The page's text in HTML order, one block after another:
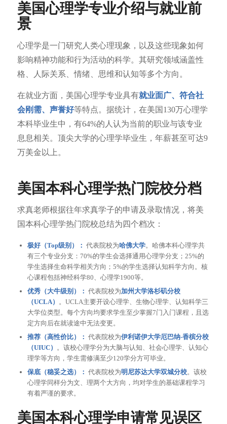
美国心理学专业介绍与就业前
景
心理学是一门研究人类心理现象，以及这些现象如何
影响精神功能和行为活动的科学。其研究领域涵盖性
格、人际关系、情绪、思维和认知等多个方向。
在就业方面，美国心理学专业具有就业面广、符合社
会刚需、声誉好等特点。据统计，在美国130万心理学
本科毕业生中，有64%的人认为当前的职业与该专业
息息相关。顶尖大学的心理学毕业生，年薪甚至可达9
万美金以上。
美国本科心理学热门院校分档
求真老师根据往年求真学子的申请及录取情况，将美
国本科心理学热门院校总结为四个档次：
极好（Top级别）： 代表院校为哈佛大学。哈佛本科心理学共
有三个专业分支：70%的学生会选择通用心理学分支；25%的
学生选择生命科学相关方向；5%的学生选择认知科学方向。核
心课程包括神经科学80、心理学1900等。
优秀（大牛级别）： 代表院校为加州大学洛杉矶分校
（UCLA）
。UCLA主要开设心理学、生物心理学、认知科学三
大学位类型。每个方向均要求学生至少掌握7门入门课程，且选
定方向后在就读途中无法变更。
推荐（高性价比）： 代表院校为伊利诺伊大学厄巴纳-香槟分校
（UIUC）
。该校心理学分为大脑与认知、社会心理学、认知心
理学等方向，学生需修满至少120学分方可毕业。
保底（稳妥之选）： 代表院校为明尼苏达大学双城分校。该校
心理学同样分为文、理两个大方向，均对学生的基础课程学习
有着严谨的要求。
美国本科心理学申请常见误区